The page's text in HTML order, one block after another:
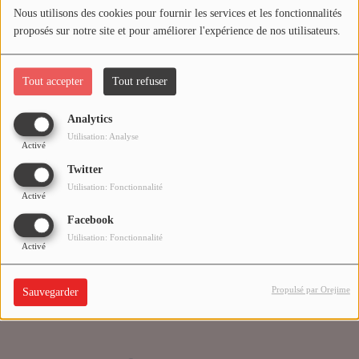
Nous utilisons des cookies pour fournir les services et les fonctionnalités
proposés sur notre site et pour améliorer l'expérience de nos utilisateurs.
Tout accepter Tout refuser
Analytics
Activé
Utilisation: Analyse
Twitter
Activé
Utilisation: Fonctionnalité
Facebook
Activé
Utilisation: Fonctionnalité
Sauvegarder Propulsé par Orejime
Médias
PODCASTS
Agenda
Titres diffusés
Se connecter
Oups, vous avez
rencontré une erreur.
Il semble que la page que vous recherchez n’existe plus.